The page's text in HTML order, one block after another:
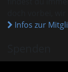
Infos zur
VHM ist als